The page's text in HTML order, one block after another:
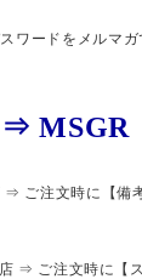
ワードをメルマガ
MSGR
⇒ ご注文時に【備
⇒ ご注文時に【